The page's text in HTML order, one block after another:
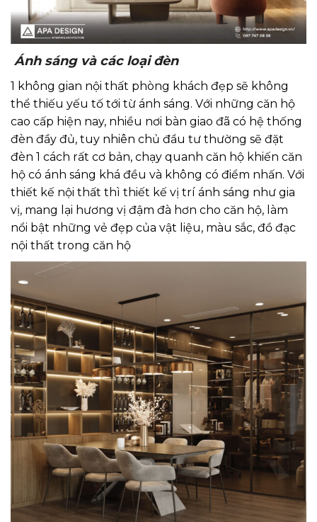
Ánh sáng và các loại đèn
1 không gian nội thất phòng khách đẹp sẽ không
thể thiếu yếu tố tới từ ánh sáng. Với những căn hộ
cao cấp hiện nay, nhiều nơi bàn giao đã có hệ thống
đèn đầy đủ, tuy nhiên chủ đầu tư thường sẽ đặt
đèn 1 cách rất cơ bản, chạy quanh căn hộ khiến căn
hộ có ánh sáng khá đều và không có điểm nhấn. Với
thiết kế nội thất thì thiết kế vị trí ánh sáng như gia
vị, mang lại hương vị đậm đà hơn cho căn hộ, làm
nổi bật những vẻ đẹp của vật liệu, màu sắc, đồ đạc
nội thất trong căn hộ